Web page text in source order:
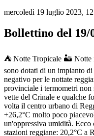
mercoledì 19 luglio 2023,
Bollettino del 19/
⛺️ Notte Tropicale 🏜 Notte
sono dotati di un impianto
negativo per le nottate
provinciale i termometri non
vette del Crinale e qualche
volta il centro urbano di
+26,2°C molto poco
un'oppressiva umidità.
stazioni reggiane: 20,2°C a